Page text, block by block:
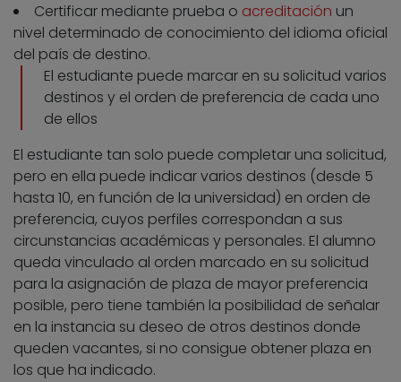
Certificar mediante prueba o acreditación un
nivel determinado de conocimiento del idioma oficial
del país de destino.
El estudiante puede marcar en su solicitud varios
destinos y el orden de preferencia de cada uno
de ellos
El estudiante tan solo puede completar una solicitud,
pero en ella puede indicar varios destinos (desde 5
hasta 10, en función de la universidad) en orden de
preferencia, cuyos perfiles correspondan a sus
circunstancias académicas y personales. El alumno
queda vinculado al orden marcado en su solicitud
para la asignación de plaza de mayor preferencia
posible, pero tiene también la posibilidad de señalar
en la instancia su deseo de otros destinos donde
queden vacantes, si no consigue obtener plaza en
los que ha indicado.